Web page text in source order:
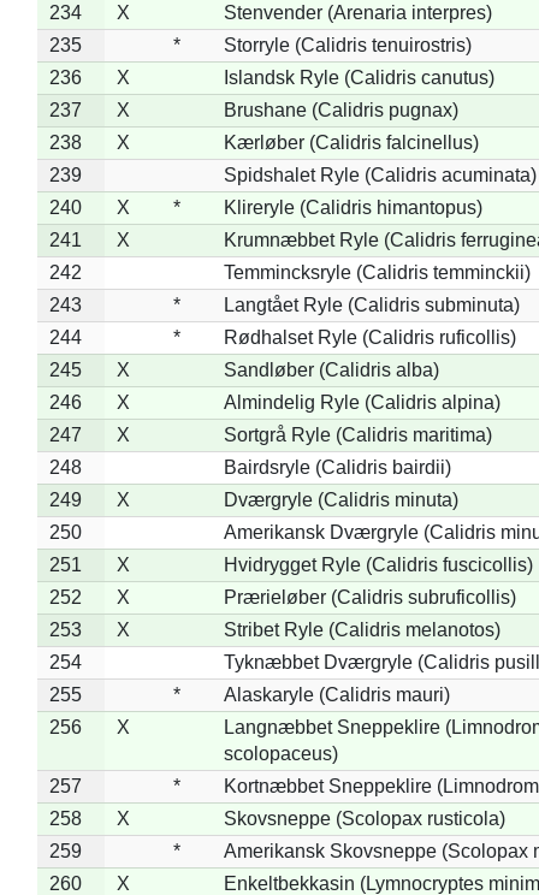
234 X
Stenvender (Arenaria interpres)
235
*
Storryle (Calidris tenuirostris)
236
X
Islandsk Ryle (Calidris canutus)
237
X
Brushane (Calidris pugnax)
238
X
Kærløber (Calidris falcinellus)
239
Spidshalet Ryle (Calidris acuminata)
240
X *
Klireryle (Calidris himantopus)
241
X
Krumnæbbet Ryle (Calidris
242
Temmincksryle (Calidris temminckii)
243
*
Langtået Ryle (Calidris subminuta)
244
*
Rødhalset Ryle (Calidris ruficollis)
245
X
Sandløber (Calidris alba)
246
X
Almindelig Ryle (Calidris alpina)
247
X
Sortgrå Ryle (Calidris maritima)
248
Bairdsryle (Calidris bairdii)
249
X
Dværgryle (Calidris minuta)
250
Amerikansk Dværgryle (Calidris
251
X
Hvidrygget Ryle (Calidris fuscicollis)
252
X
Prærieløber (Calidris subruficollis)
253
X
Stribet Ryle (Calidris melanotos)
254
Tyknæbbet Dværgryle (Calidris
255
*
Alaskaryle (Calidris mauri)
256
X
Langnæbbet Sneppeklire
scolopaceus)
257
*
Kortnæbbet Sneppeklire
258
X
Skovsneppe (Scolopax rusticola)
259
*
Amerikansk Skovsneppe (Scolopax
260
X
Enkeltbekkasin (Lymnocryptes